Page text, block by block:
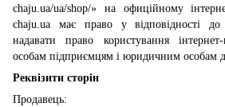
chaju.ua/ua/shop/» на офиційному
chaju.ua має право у відповідності до
надавати право користування
особам підприємцям і юридичним особам
Реквізити сторін
Продавець: